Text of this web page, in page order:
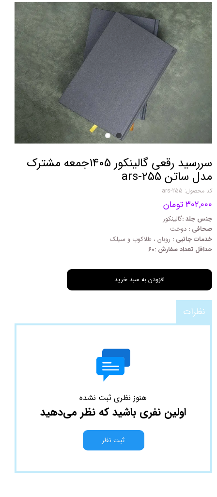
سررسید رقعی گالینکور 1405جمعه مشترک
مدل ساتن ars-255
کد محصول: ars-255
۳۰۲,۰۰۰ تومان
جنس جلد :گالینکور
صحافی : دوخت
خدمات جانبی : روبان ، طلاکوب و سیلک
حداقل تعداد سفارش :60
افزودن به سبد خرید
نظرات
هنوز نظری ثبت نشده
اولین نفری باشید که نظر می‌دهید
ثبت نظر